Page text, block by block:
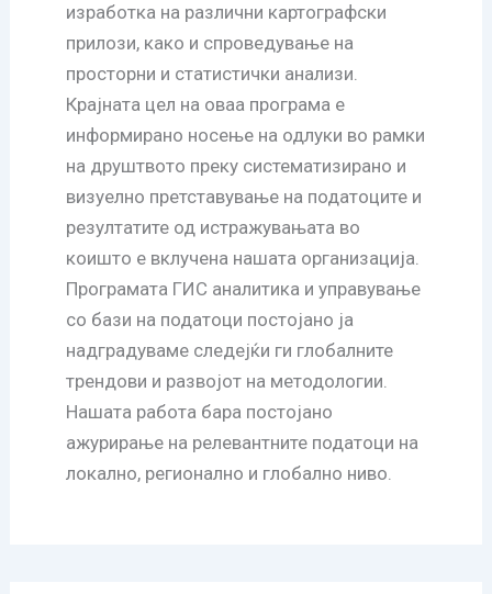
изработка на различни картографски
прилози, како и спроведување на
просторни и статистички анализи.
Крајната цел на оваа програма е
информирано носење на одлуки во рамки
на друштвото преку систематизирано и
визуелно претставување на податоците и
резултатите од истражувањата во
коишто е вклучена нашата организација.
Програмата ГИС аналитика и управување
со бази на податоци постојано ја
надградуваме следејќи ги глобалните
трендови и развојот на методологии.
Нашата работа бара постојано
ажурирање на релевантните податоци на
локално, регионално и глобално ниво.